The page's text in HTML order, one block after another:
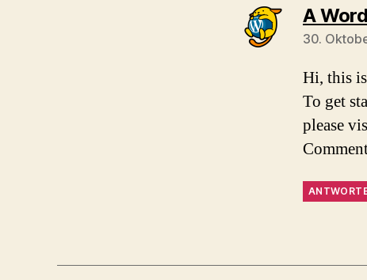
A
30.
Hi, this
To get
please